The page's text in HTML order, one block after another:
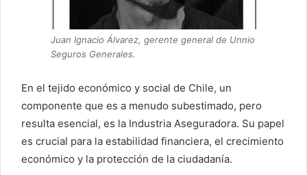
Juan Ignacio Álvarez, gerente general de Unnio
Seguros Generales.
En el tejido económico y social de Chile, un
componente que es a menudo subestimado, pero
resulta esencial, es la Industria Aseguradora. Su papel
es crucial para la estabilidad financiera, el crecimiento
económico y la protección de la ciudadanía.